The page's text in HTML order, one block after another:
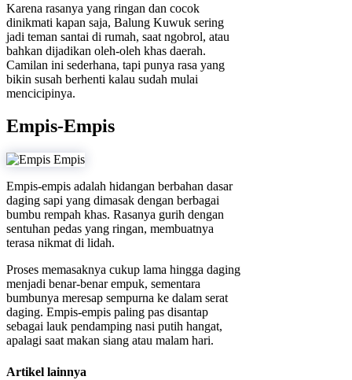
Karena rasanya yang ringan dan cocok
dinikmati kapan saja, Balung Kuwuk sering
jadi teman santai di rumah, saat ngobrol, atau
bahkan dijadikan oleh-oleh khas daerah.
Camilan ini sederhana, tapi punya rasa yang
bikin susah berhenti kalau sudah mulai
mencicipinya.
Empis-Empis
Empis-empis adalah hidangan berbahan dasar
daging sapi yang dimasak dengan berbagai
bumbu rempah khas. Rasanya gurih dengan
sentuhan pedas yang ringan, membuatnya
terasa nikmat di lidah.
Proses memasaknya cukup lama hingga daging
menjadi benar-benar empuk, sementara
bumbunya meresap sempurna ke dalam serat
daging. Empis-empis paling pas disantap
sebagai lauk pendamping nasi putih hangat,
apalagi saat makan siang atau malam hari.
Artikel lainnya